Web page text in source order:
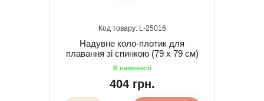
25016
Надувне коло-плотик для
плавання зі спинкою (79 х 79 см)
404 грн.